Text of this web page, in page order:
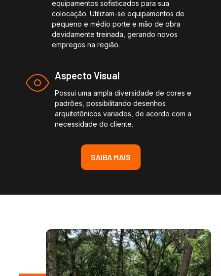
equipamentos sofisticados para sua
colocação. Utilizam-se equipamentos de
pequeno e médio porte e mão de obra
devidamente treinada, gerando novos
empregos na região.
Aspecto Visual
Possui uma ampla diversidade de cores e
padrões, possibilitando desenhos
arquitetônicos variados, de acordo com a
necessidade do cliente.
SAIBA MAIS